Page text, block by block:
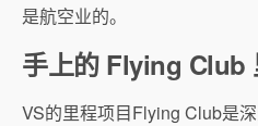
是航空业的。
手上的 Flying Club
VS的里程项目Flying Club是